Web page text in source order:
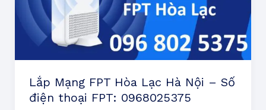
Lắp Mạng FPT Hòa Lạc Hà Nội – Số
điện thoại FPT: 0968025375
Hà
Nội
thoại
FPT: